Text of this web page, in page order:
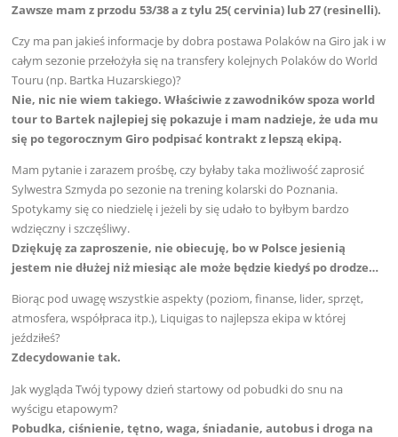
Zawsze mam z przodu 53/38 a z tylu 25( cervinia) lub 27 (resinelli).
Czy ma pan jakieś informacje by dobra postawa Polaków na Giro jak i w
całym sezonie przełożyła się na transfery kolejnych Polaków do World
Touru (np. Bartka Huzarskiego)?
Nie, nic nie wiem takiego. Właściwie z zawodników spoza world
tour to Bartek najlepiej się pokazuje i mam nadzieje, że uda mu
się po tegorocznym Giro podpisać kontrakt z lepszą ekipą.
Mam pytanie i zarazem prośbę, czy byłaby taka możliwość zaprosić
Sylwestra Szmyda po sezonie na trening kolarski do Poznania.
Spotykamy się co niedzielę i jeżeli by się udało to byłbym bardzo
wdzięczny i szczęśliwy.
Dziękuję za zaproszenie, nie obiecuję, bo w Polsce jesienią
jestem nie dłużej niż miesiąc ale może będzie kiedyś po drodze…
Biorąc pod uwagę wszystkie aspekty (poziom, finanse, lider, sprzęt,
atmosfera, współpraca itp.), Liquigas to najlepsza ekipa w której
jeździłeś?
Zdecydowanie tak.
Jak wygląda Twój typowy dzień startowy od pobudki do snu na
wyścigu etapowym?
Pobudka, ciśnienie, tętno, waga, śniadanie, autobus i droga na